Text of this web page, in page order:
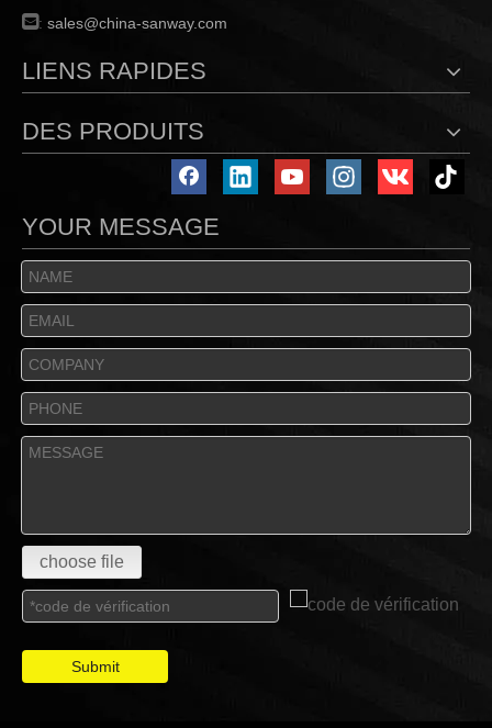
: sales@china-sanway.com
LIENS RAPIDES
DES PRODUITS
YOUR MESSAGE
choose file
Submit